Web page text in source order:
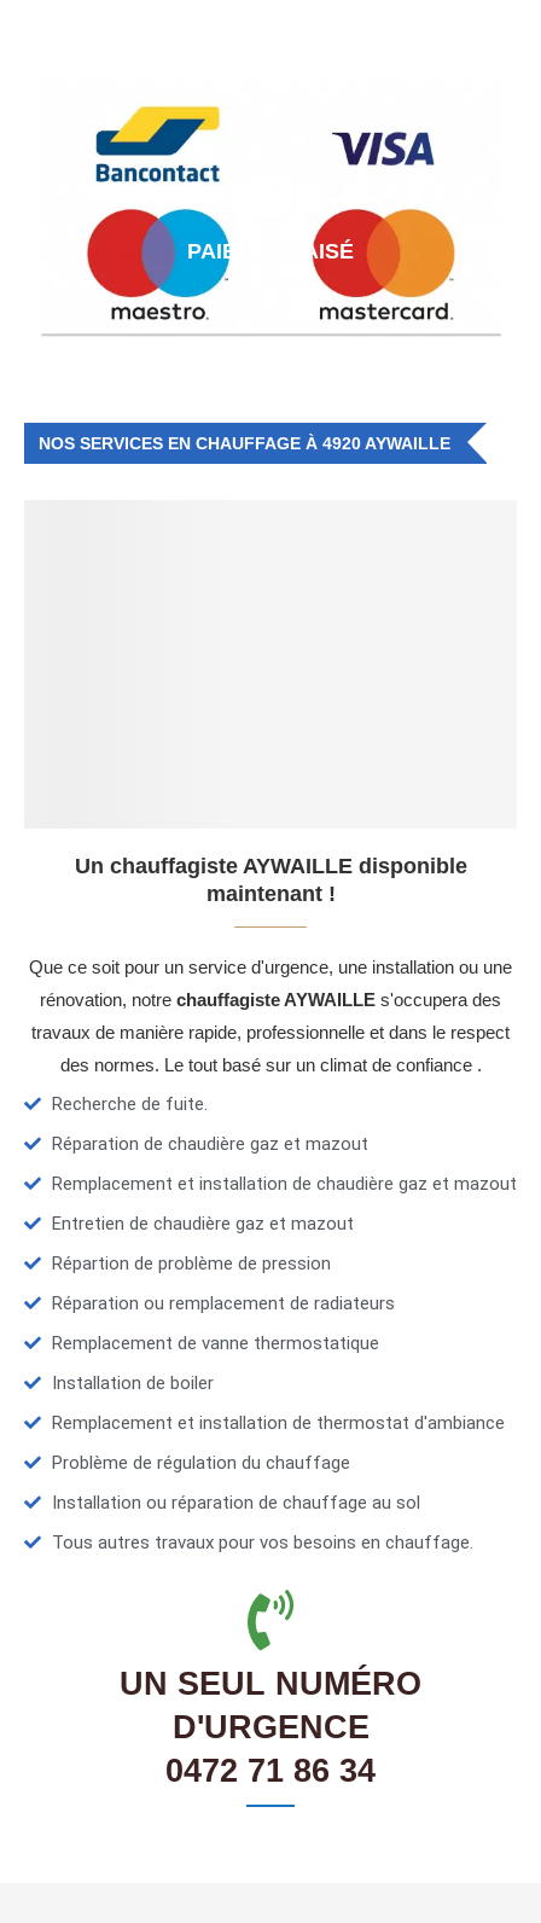
PAIEMENT AISÉ
NOS SERVICES EN CHAUFFAGE À 4920 AYWAILLE
Un chauffagiste AYWAILLE disponible
maintenant !
Que ce soit pour un service d'urgence, une installation ou une
rénovation, notre chauffagiste AYWAILLE s'occupera des
travaux de manière rapide, professionnelle et dans le respect
des normes. Le tout basé sur un climat de confiance .
Recherche de fuite.
Réparation de chaudière gaz et mazout
Remplacement et installation de chaudière gaz et mazout
Entretien de chaudière gaz et mazout
Répartion de problème de pression
Réparation ou remplacement de radiateurs
Remplacement de vanne thermostatique
Installation de boiler
Remplacement et installation de thermostat d'ambiance
Problème de régulation du chauffage
Installation ou réparation de chauffage au sol
Tous autres travaux pour vos besoins en chauffage.
UN SEUL NUMÉRO
D'URGENCE
0472 71 86 34